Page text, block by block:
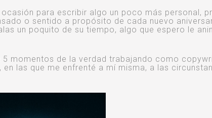
para escribir algo un poco más personal,
o sentido a propósito de cada nuevo
un poquito de su tiempo, algo que espero le
momentos de la verdad trabajando como
las que me enfrenté a mí misma, a las